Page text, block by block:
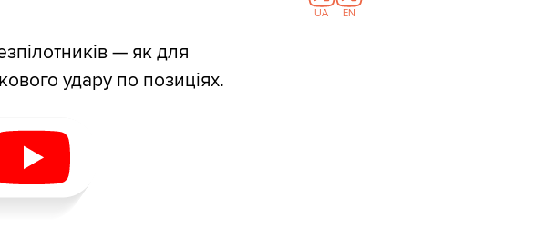
— як для
удару по позиціях.
UA EN